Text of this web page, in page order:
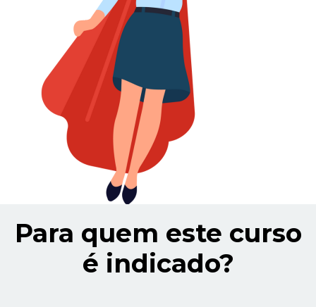
Para quem este curso
é indicado?